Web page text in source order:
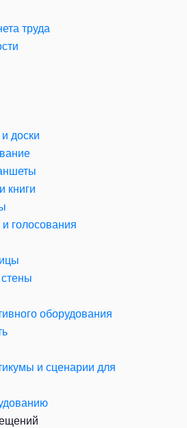
труда
доски
книги
голосования
оборудования
и сценарии для